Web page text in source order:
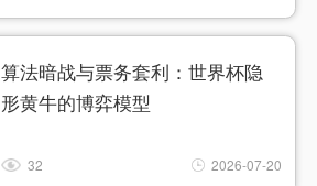
算法暗战与票务套利：世界杯隐
形黄牛的博弈模型
32 2026-07-20